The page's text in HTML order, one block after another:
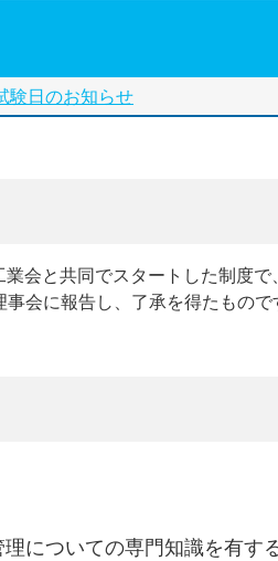
験日のお知らせ
会と共同でスタートした制度
会に報告し、了承を得たもので
についての専門知識を有す